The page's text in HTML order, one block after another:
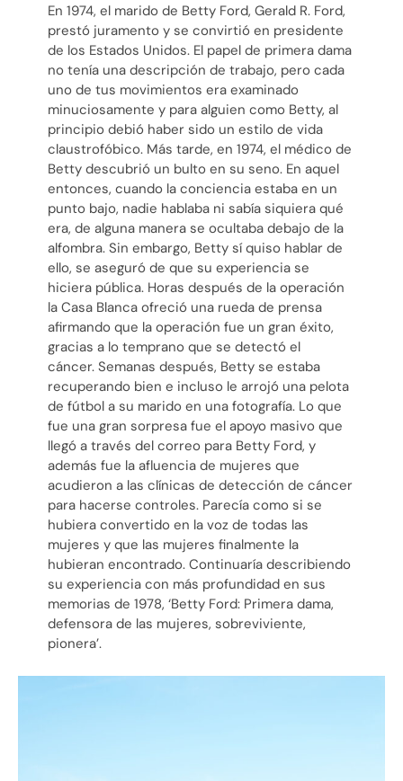
En 1974, el marido de Betty Ford, Gerald R. Ford,
prestó juramento y se convirtió en presidente
de los Estados Unidos. El papel de primera dama
no tenía una descripción de trabajo, pero cada
uno de tus movimientos era examinado
minuciosamente y para alguien como Betty, al
principio debió haber sido un estilo de vida
claustrofóbico. Más tarde, en 1974, el médico de
Betty descubrió un bulto en su seno. En aquel
entonces, cuando la conciencia estaba en un
punto bajo, nadie hablaba ni sabía siquiera qué
era, de alguna manera se ocultaba debajo de la
alfombra. Sin embargo, Betty sí quiso hablar de
ello, se aseguró de que su experiencia se
hiciera pública. Horas después de la operación
la Casa Blanca ofreció una rueda de prensa
afirmando que la operación fue un gran éxito,
gracias a lo temprano que se detectó el
cáncer. Semanas después, Betty se estaba
recuperando bien e incluso le arrojó una pelota
de fútbol a su marido en una fotografía. Lo que
fue una gran sorpresa fue el apoyo masivo que
llegó a través del correo para Betty Ford, y
además fue la afluencia de mujeres que
acudieron a las clínicas de detección de cáncer
para hacerse controles. Parecía como si se
hubiera convertido en la voz de todas las
mujeres y que las mujeres finalmente la
hubieran encontrado. Continuaría describiendo
su experiencia con más profundidad en sus
memorias de 1978, ‘Betty Ford: Primera dama,
defensora de las mujeres, sobreviviente,
pionera’.